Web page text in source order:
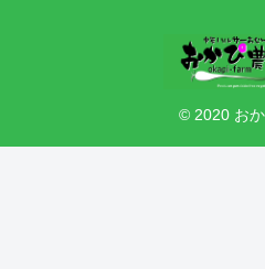
© 2020 おか